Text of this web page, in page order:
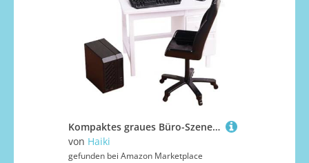
Kompaktes graues Büro-Szenenmodell mit präzisen Proportionen, ideal für Fotografie und Projekte, graues modernes Puppenhäuser-Möbel-Set
von Haiki
gefunden bei Amazon Marketplace